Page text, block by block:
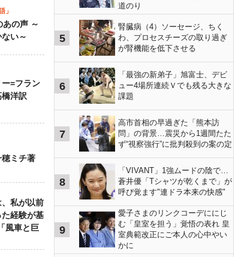
」
の声 ～
い～
ー=フラン
洋訳
穂ミチ著
、私が以前
経験が基
風車と巨
道のり
5
腎臓病（4）ソーセージ、ちく
わ、プロセスチーズの取り過ぎ
が腎機能を低下させる
6
「最強の新弟子」旭富士、デビ
ュー4場所連続Ｖでも残る大きな
課題
7
高市首相の早過ぎた「熊本訪
問」の背景…震災から1週間たた
ず“視察強行”に批判殺到の案の定
8
「VIVANT」1強ムードの陰で…
蒼井優「Tシャツが乾くまで」が
呼び覚ます"連ドラ本来の快感"
9
愛子さまのリンクコーデににじ
む「皇室を担う」覚悟の表れ 皇
室典範改正にご本人の心中やい
かに